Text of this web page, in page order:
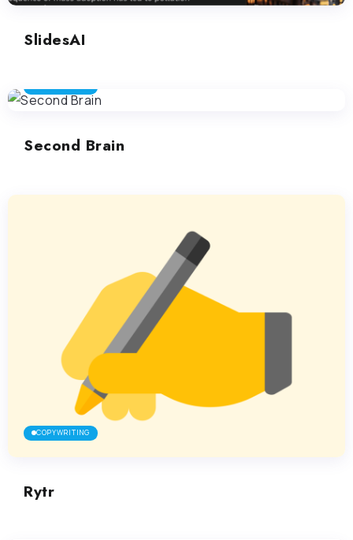
SlidesAI
Second Brain
COPYWRITING
Rytr